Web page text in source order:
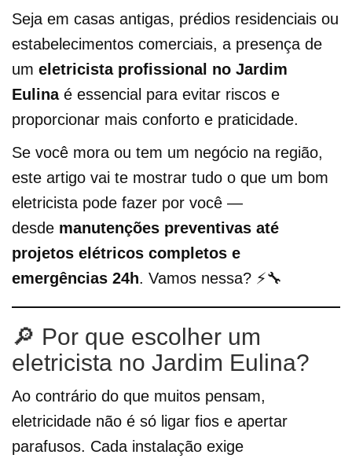
Seja em casas antigas, prédios residenciais ou
estabelecimentos comerciais, a presença de
um eletricista profissional no Jardim
Eulinaé essencial para evitar riscos e
proporcionar mais conforto e praticidade.
Se você mora ou tem um negócio na região,
este artigo vai te mostrar tudo o que um bom
eletricista pode fazer por você —
desde manutenções preventivas até
projetos elétricos completos e
emergências 24h. Vamos nessa? ⚡🔧
🔎 Por que escolher um
eletricista no Jardim Eulina?
Ao contrário do que muitos pensam,
eletricidade não é só ligar fios e apertar
parafusos. Cada instalação exige